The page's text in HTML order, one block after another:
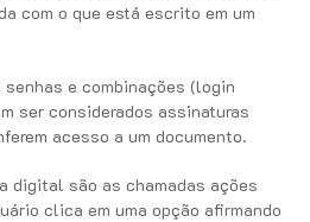
com o que está escrito em um
e combinações (login
ser considerados assinaturas
acesso a um documento.
digital são as chamadas ações
clica em uma opção afirmando